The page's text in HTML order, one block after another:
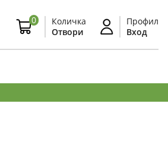
0
Количка
Отвори
Профил
Вход